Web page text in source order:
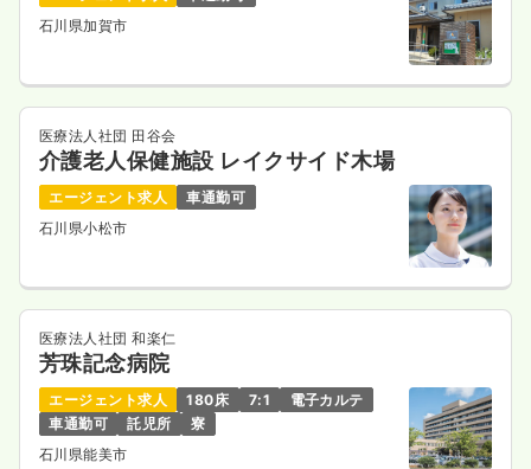
石川県加賀市
医療法人社団 田谷会
介護老人保健施設 レイクサイド木場
エージェント求人
車通勤可
石川県小松市
医療法人社団 和楽仁
芳珠記念病院
エージェント求人 180床 7:1
電子カルテ
車通勤可
託児所
寮
石川県能美市